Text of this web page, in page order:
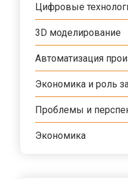
Цифровые
3D моделирование
Автоматизация
Экономика и роль
Проблемы и
Экономика